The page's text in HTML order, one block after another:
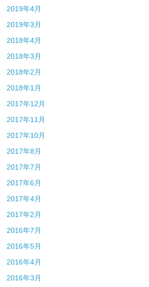
2019年4月
2019年3月
2018年4月
2018年3月
2018年2月
2018年1月
2017年12月
2017年11月
2017年10月
2017年8月
2017年7月
2017年6月
2017年4月
2017年2月
2016年7月
2016年5月
2016年4月
2016年3月